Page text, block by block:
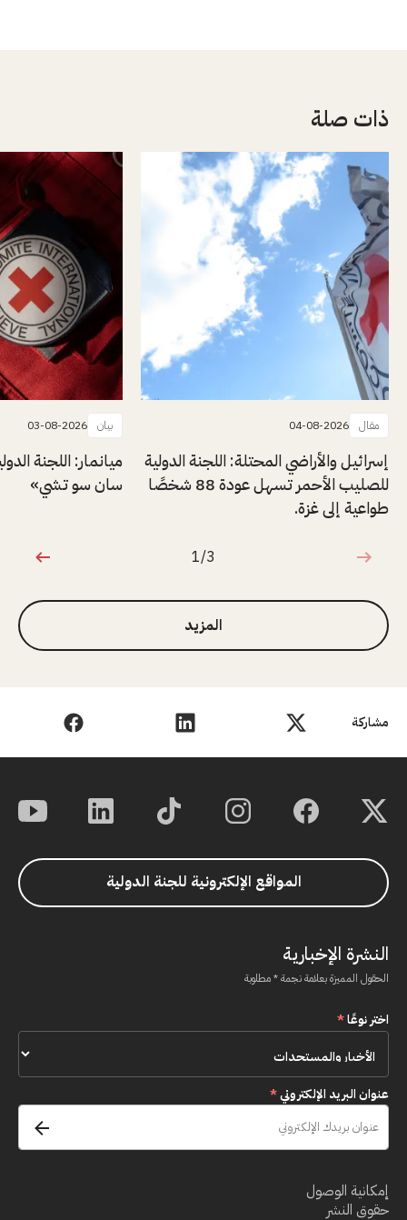
مشاركة
ذات صلة
مقال 04-08-2026
إسرائيل والأراضي المحتلة: اللجنة الدولية
للصليب الأحمر تسهل عودة 88 شخصًا
طواعية إلى غزة.
بيان 03-08-2026
ميانمار: اللجنة
سان سو تشي»
1 من 3
1/3
المزيد
المواقع الإلكترونية للجنة الدولية
النشرة الإخبارية
الحقول المميزة بعلامة نجمة * مطلوبة
اختر نوعًا*
عنوان البريد الإلكتروني*
إمكانية الوصول
حقوق النشر